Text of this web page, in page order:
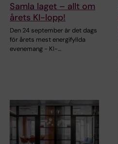
Samla laget – allt om
årets KI-lopp!
Den 24 september är det dags
för årets mest energifyllda
evenemang - KI-…